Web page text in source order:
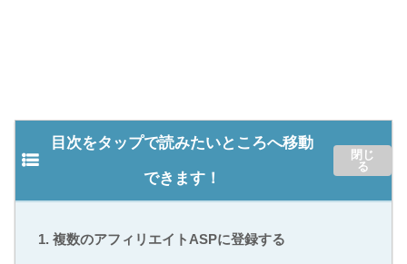
目次をタップで読みたいところへ移動
できます！
複数のアフィリエイトASPに登録する